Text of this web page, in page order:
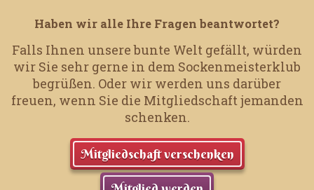
Haben wir alle Ihre Fragen beantwortet?
Falls Ihnen unsere bunte Welt gefällt, würden
wir Sie sehr gerne in dem Sockenmeisterklub
begrüßen. Oder wir werden uns darüber
freuen, wenn Sie die Mitgliedschaft jemanden
schenken.
Mitgliedschaft verschenken